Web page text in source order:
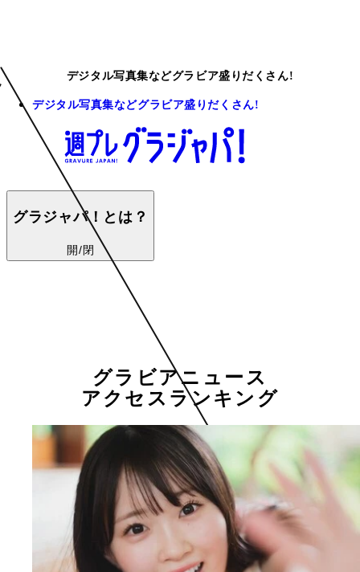
デジタル写真集などグラビア盛りだくさん!
デジタル写真集などグラビア盛りだくさん!
グラジャパ！とは？
開/閉
グラビアニュース
アクセスランキング